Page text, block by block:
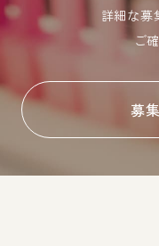
詳細な募
ご
募